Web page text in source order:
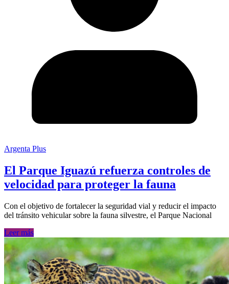
Argenta Plus
El Parque Iguazú refuerza controles de
velocidad para proteger la fauna
Con el objetivo de fortalecer la seguridad vial y reducir el impacto
del tránsito vehicular sobre la fauna silvestre, el Parque Nacional
Leer más